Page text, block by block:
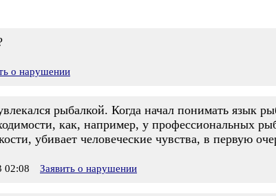
о нарушении
рыбалкой. Когда начал понимать язык
как, например, у профессиональных
убивает человеческие чувства, в первую
02:08 Заявить о нарушении